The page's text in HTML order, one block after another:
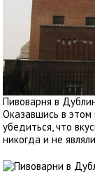
Пивоварня в
Оказавшись в этом
убедиться, что
никогда и не